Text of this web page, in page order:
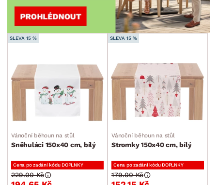
SLEVA 15 %
Vánoční běhoun na stůl
Sněhuláci 150x40 cm, bílý
Cena po zadání kódu DOPLNKY
229.00 Kč
SLEVA 15 %
Vánoční běhoun na stůl
Stromky 150x40 cm, bílý
Cena po zadání kódu DOPLNKY
179.00 Kč